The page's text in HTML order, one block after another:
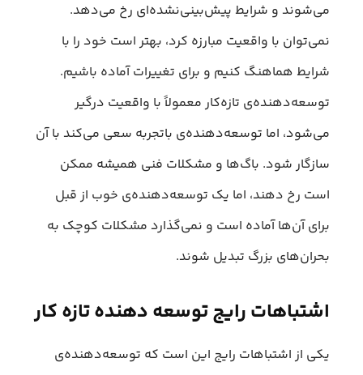
می‌شوند و شرایط پیش‌بینی‌نشده‌ای رخ می‌دهد.
نمی‌توان با واقعیت مبارزه کرد، بهتر است خود را با
شرایط هماهنگ کنیم و برای تغییرات آماده باشیم.
توسعه‌دهنده‌ی تازه‌کار معمولاً با واقعیت درگیر
می‌شود، اما توسعه‌دهنده‌ی باتجربه سعی می‌کند با آن
سازگار شود. باگ‌ها و مشکلات فنی همیشه ممکن
است رخ دهند، اما یک توسعه‌دهنده‌ی خوب از قبل
برای آن‌ها آماده است و نمی‌گذارد مشکلات کوچک به
بحران‌های بزرگ تبدیل شوند.
اشتباهات رایج توسعه‌ دهنده‌ تازه‌ کار
یکی از اشتباهات رایج این است که توسعه‌دهنده‌ی